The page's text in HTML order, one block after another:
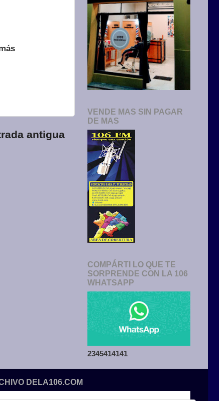
antigua
VENDE MAS SIN PAGAR
DE MAS
COMPÁRTI LO QUE TE
SORPRENDE CON LA 106
WHATSAPP
2345414141
DELA106.COM